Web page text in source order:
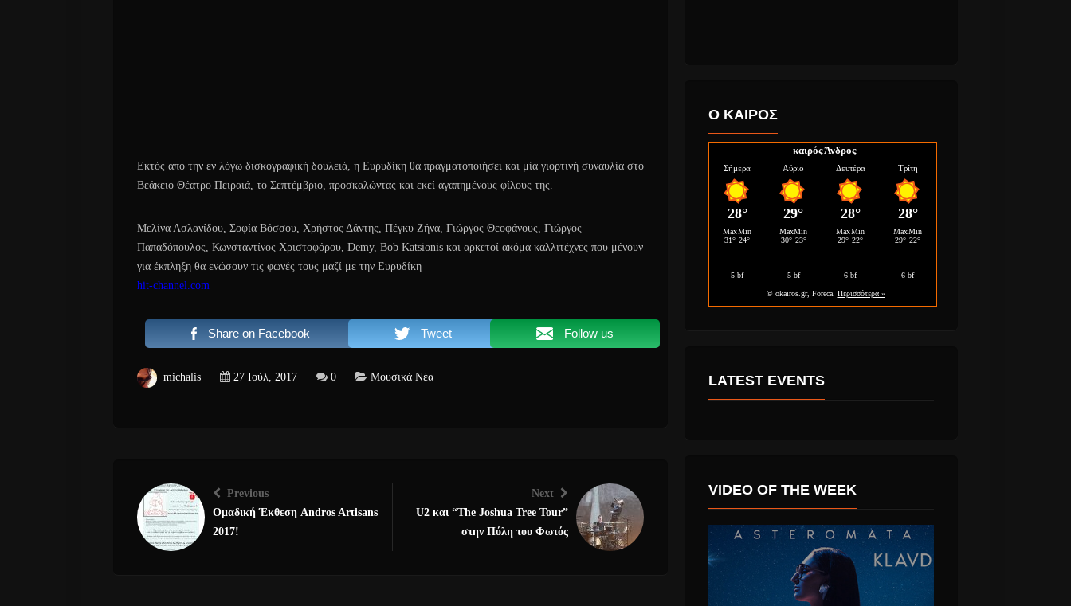
Εκτός από την εν λόγω δισκογραφική δουλειά, η Ευρυδίκη θα πραγματοποιήσει και μία γιορτινή συναυλία στο
Βεάκειο Θέατρο Πειραιά, το Σεπτέμβριο, προσκαλώντας και εκεί αγαπημένους φίλους της.
Μελίνα Ασλανίδου, Σοφία Βόσσου, Χρήστος Δάντης, Πέγκυ Ζήνα, Γιώργος Θεοφάνους, Γιώργος
Παπαδόπουλος, Κωνσταντίνος Χριστοφόρου, Demy, Bob Katsionis και αρκετοί ακόμα καλλιτέχνες που μένουν
για έκπληξη θα ενώσουν τις φωνές τους μαζί με την Ευρυδίκη
hit-channel.com
Share on Facebook Tweet Follow us
michalis 27 Ιούλ, 2017 0 Μουσικά Νέα
Previous
Ομαδική Έκθεση Andros Artisans
2017!
Next
U2 και “The Joshua Tree Tour”
στην Πόλη του Φωτός
Ο ΚΑΙΡΟΣ
καιρός Άνδρος
LATEST EVENTS
VIDEO OF THE WEEK